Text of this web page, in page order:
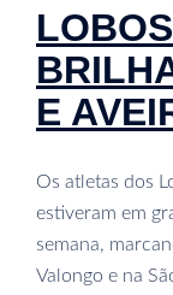
E
Os atletas dos
estiveram em
semana,
Valongo e na